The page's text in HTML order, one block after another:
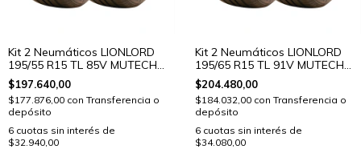
Kit 2 Neumáticos LIONLORD
195/55 R15 TL 85V MUTECH
H02
$197.640,00
$177.876,00 con Transferencia o
depósito
6 cuotas sin interés de
$32.940,00
Kit 2 Neumáticos LIONLORD
195/65 R15 TL 91V MUTECH
H02
$204.480,00
$184.032,00 con Transferencia o
depósito
6 cuotas sin interés de
$34.080,00